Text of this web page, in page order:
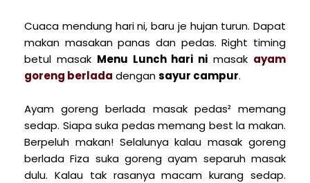
Cuaca mendung hari ni, baru je hujan turun. Dapat
makan masakan panas dan pedas. Right timing
betul masak Menu Lunch hari ni masak ayam
goreng berlada dengansayur campur.
Ayam goreng berlada masak pedas² memang
sedap. Siapa suka pedas memang best la makan.
Berpeluh makan! Selalunya kalau masak goreng
berlada Fiza suka goreng ayam separuh masak
dulu. Kalau tak rasanya macam kurang sedap.